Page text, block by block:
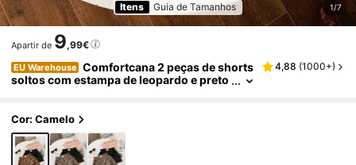
Itens Guia de Tamanhos 1/7
Apartir de 9,99€
EU Warehouse Comfortcana 2 peças de shorts
soltos com estampa de leopardo e preto
4,88 (1000+)
Cor: Camelo